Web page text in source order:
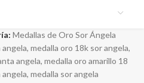
Medallas de Oro Sor Ángela
, medalla oro 18k sor angela,
angela, medalla oro amarillo 18
angela, medalla sor angela